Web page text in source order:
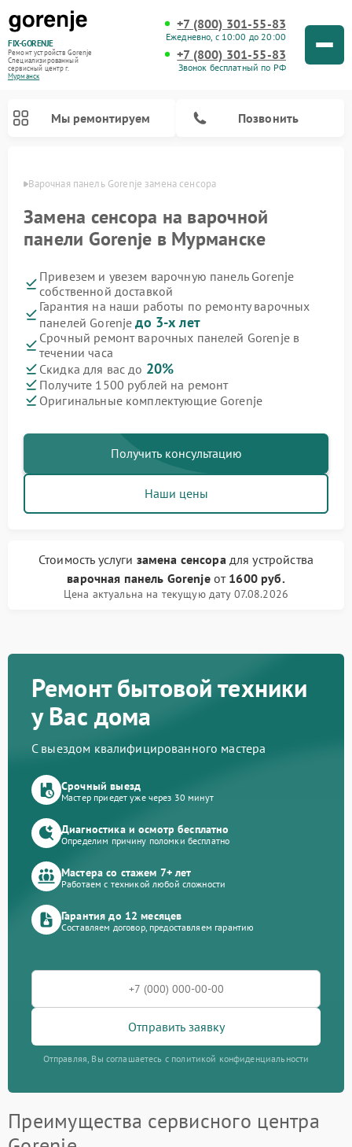
FIX-GORENJE
Ремонт устройств Gorenje
Специализированный
cервисный центр г.
Мурманск
+7 (800) 301-55-83
Ежедневно, с 10:00 до 20:00
+7 (800) 301-55-83
Звонок бесплатный по РФ
Мы ремонтируем Позвонить
Варочная панель Gorenje замена сенсора
Замена сенсора на варочной
панели Gorenje в Мурманске
Привезем и увезем варочную панель Gorenje
собственной доставкой
Гарантия на наши работы по ремонту варочных
панелей Gorenjeдо 3-х лет
Срочный ремонт варочных панелей Gorenje в
течении часа
Скидка для вас до 20%
Получите 1500 рублей на ремонт
Оригинальные комплектующие Gorenje
Получить консультацию
Наши цены
Стоимость услуги замена сенсорадля устройства
варочная панель Gorenjeот 1600 руб.
Цена актуальна на текущую дату 07.08.2026
Ремонт бытовой техники
у Вас дома
С выездом квалифицированного мастера
Срочный выезд
Мастер приедет уже через 30 минут
Диагностика и осмотр бесплатно
Определим причину поломки бесплатно
Мастера со стажем 7+ лет
Работаем с техникой любой сложности
Гарантия до 12 месяцев
Составляем договор, предоставляем гарантию
Отправить заявку
Отправляя, Вы соглашаетесь с политикой конфиденциальности
Преимущества сервисного центра